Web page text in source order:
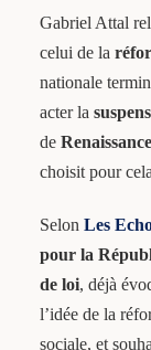
Gabriel Attal
celui de la
nationale
acter la
de Renaissance
choisit pour
Selon Les
pour la
de loi, déjà
l’idée de la
sociale, et